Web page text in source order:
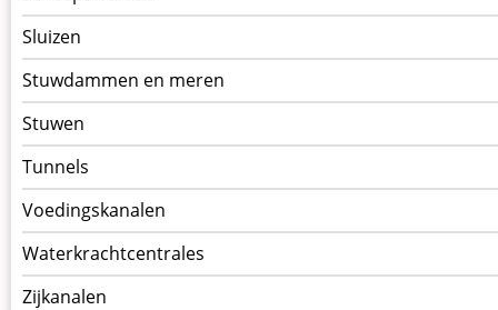
Sluizen
Stuwdammen en meren
Stuwen
Tunnels
Voedingskanalen
Waterkrachtcentrales
Zijkanalen